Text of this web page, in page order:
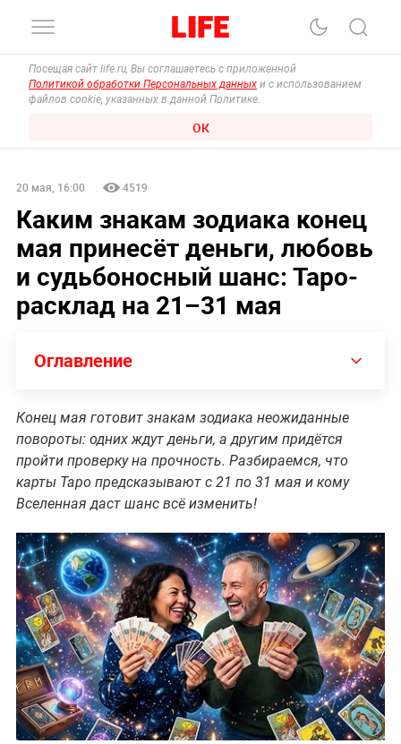
Посещая сайт life.ru, Вы соглашаетесь с приложенной
Политикой обработки Персональных данных и с использованием
файлов cookie, указанных в данной Политике.
ОК
20 мая, 16:00 4519
Каким знакам зодиака конец
мая принесёт деньги, любовь
и судьбоносный шанс: Таро-
расклад на 21–31 мая
Оглавление
Конец мая готовит знакам зодиака неожиданные
повороты: одних ждут деньги, а другим придётся
пройти проверку на прочность. Разбираемся, что
карты Таро предсказывают с 21 по 31 мая и кому
Вселенная даст шанс всё изменить!